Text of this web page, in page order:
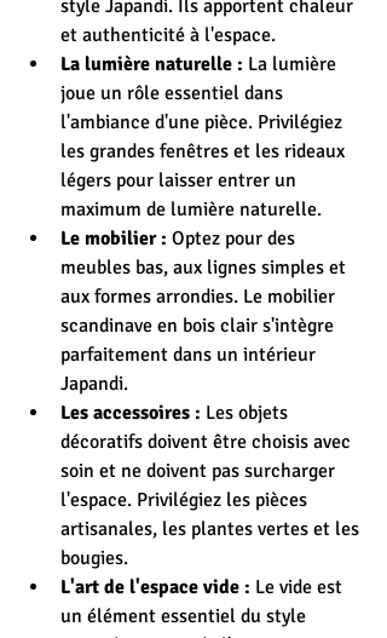
style Japandi. Ils apportent chaleur
et authenticité à l'espace.
La lumière naturelle : La lumière
joue un rôle essentiel dans
l'ambiance d'une pièce. Privilégiez
les grandes fenêtres et les rideaux
légers pour laisser entrer un
maximum de lumière naturelle.
Le mobilier : Optez pour des
meubles bas, aux lignes simples et
aux formes arrondies. Le mobilier
scandinave en bois clair s'intègre
parfaitement dans un intérieur
Japandi.
Les accessoires : Les objets
décoratifs doivent être choisis avec
soin et ne doivent pas surcharger
l'espace. Privilégiez les pièces
artisanales, les plantes vertes et les
bougies.
L'art de l'espace vide : Le vide est
un élément essentiel du style